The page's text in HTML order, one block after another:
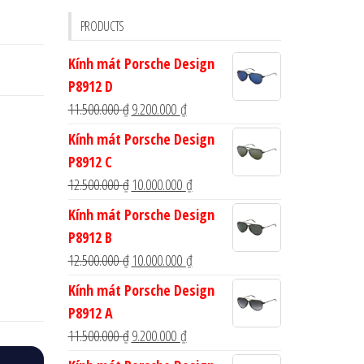
cho:
PRODUCTS
Kính mát Porsche Design
P8912 D
11.500.000₫Giá
gốc
11.500.000 ₫.
9.200.000 ₫Giá
hiện
là:
9.200.000 ₫.
Kính mát Porsche Design
P8912 C
12.500.000₫ Giá
gốc
12.500.000 ₫.
10.000.000 ₫Giá
hiện
tại
là:
10.000.000 ₫.
Kính mát Porsche Design
P8912 B
12.500.000₫ Giá
gốc
12.500.000 ₫.
10.000.000 ₫Giá
hiện
tại
10.000.000 ₫.
Kính mát Porsche Design
P8912 A
11.500.000₫Giá
gốc
9.200.000 ₫Giá
hiện